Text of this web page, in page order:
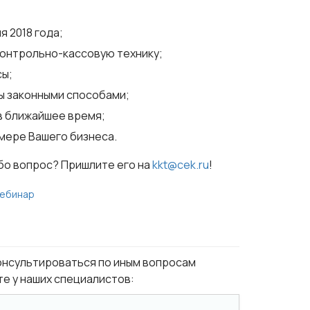
2018 года;
кассовую технику;
законными способами;
ближайшее время;
Вашего бизнеса.
вопрос? Пришлите его наkkt@cek.ru!
по иным вопросам
у наших специалистов: